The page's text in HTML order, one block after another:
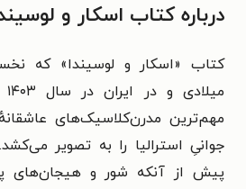
درباره کتاب اسکار و
مهم‌ترین مدرن‌کلاسیک‌های
جوانیِ استرالیا را به تصویر
پیش از آنکه شور و هیجان‌های